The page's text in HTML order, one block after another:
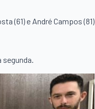
(61) e André Campos (81)